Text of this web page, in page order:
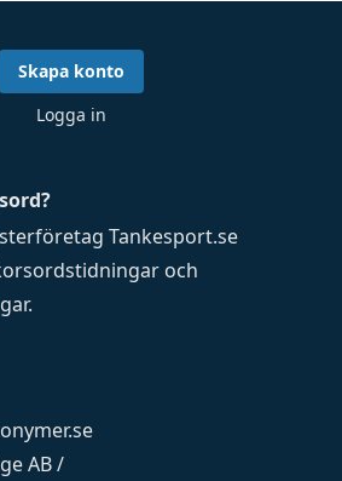
Tankesport.se
och
.
AB /
Skapa konto
Logga in